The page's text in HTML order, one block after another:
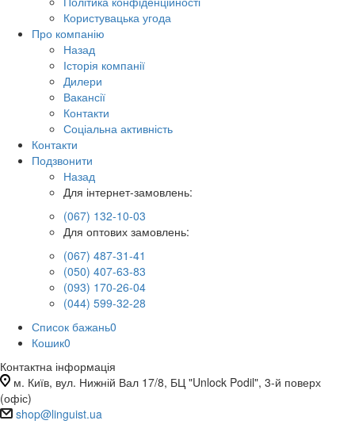
Користувацька угода
Про компанію
Назад
Історія компанії
Дилери
Вакансії
Контакти
Соціальна активність
Контакти
Подзвонити
Назад
Для інтернет-замовлень:
(067) 132-10-03
Для оптових замовлень:
(067) 487-31-41
(050) 407-63-83
(093) 170-26-04
(044) 599-32-28
Список бажань0
Кошик0
Контактна інформація
м. Київ, вул. Нижній Вал 17/8, БЦ "Unlock Podil", 3-й поверх
(офіс)
shop@linguist.ua